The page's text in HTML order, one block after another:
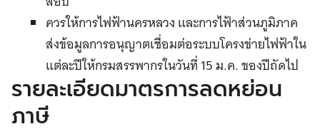
ควรให้การไฟฟ้านครหลวง และการไฟ้าส่วนภูมิภาค
ส่งข้อมูลการอนุญาตเชื่อมต่อระบบโครงข่ายไฟฟ้าใน
แต่ละปีให้กรมสรรพากรในวันที่ 15 ม.ค. ของปีถัดไป
รายละเอียดมาตรการลดหย่อน
ภาษี